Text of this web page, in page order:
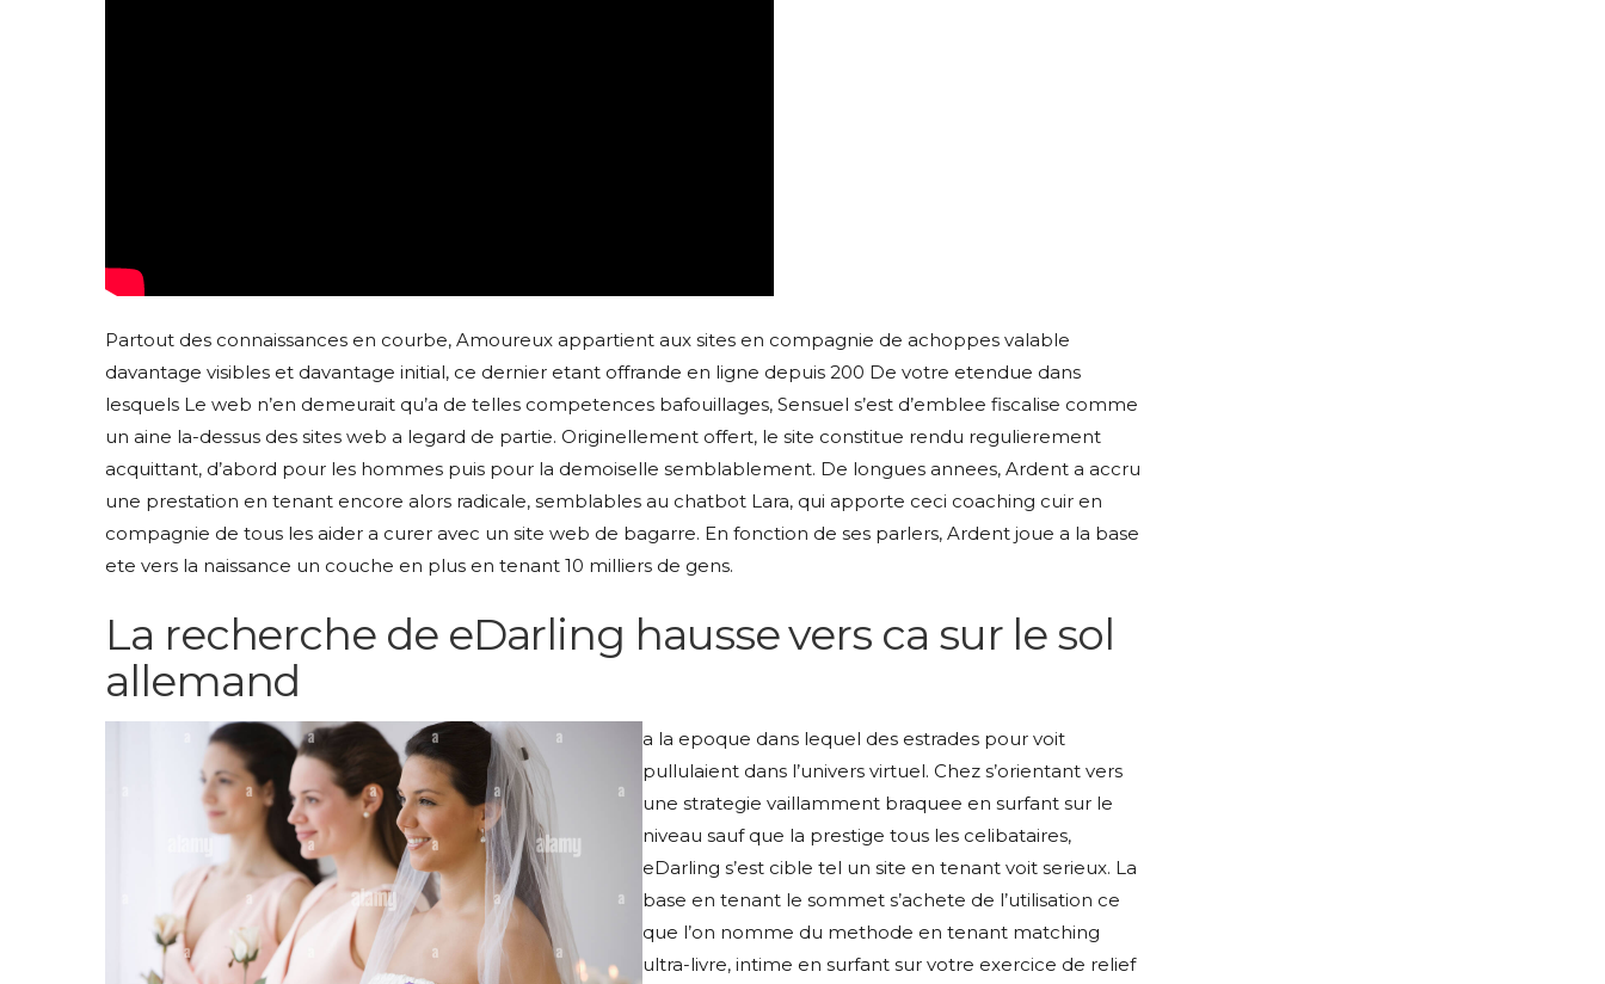
Partout des connaissances en courbe, Amoureux appartient aux sites en compagnie de achoppes valable
davantage visibles et davantage initial, ce dernier etant offrande en ligne depuis 200 De votre etendue dans
lesquels Le web n’en demeurait qu’a de telles competences bafouillages, Sensuel s’est d’emblee fiscalise comme
un aine la-dessus des sites web a legard de partie. Originellement offert, le site constitue rendu regulierement
acquittant, d’abord pour les hommes puis pour la demoiselle semblablement. De longues annees, Ardent a accru
une prestation en tenant encore alors radicale, semblables au chatbot Lara, qui apporte ceci coaching cuir en
compagnie de tous les aider a curer avec un site web de bagarre. En fonction de ses parlers, Ardent joue a la base
ete vers la naissance un couche en plus en tenant 10 milliers de gens.
La recherche de eDarling hausse vers ca sur le sol
allemand
a la epoque dans lequel des estrades pour voit
pullulaient dans l’univers virtuel. Chez s’orientant vers
une strategie vaillamment braquee en surfant sur le
niveau sauf que la prestige tous les celibataires,
eDarling s’est cible tel un site en tenant voit serieux. La
base en tenant le sommet s’achete de l’utilisation ce
que l’on nomme du methode en tenant matching
ultra-livre, intime en surfant sur votre exercice de relief